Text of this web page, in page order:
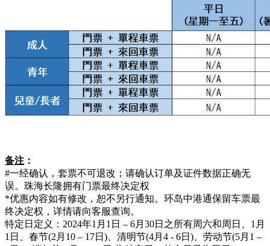
备注 ：
#一经确认，套票不可退改；请确认订单及证件数据正确无
误。珠海长隆拥有门票最终决定权
*优惠内容如有修改，恕不另行通知。环岛中港通保留车票最
终决定权，详情请向客服查询。
特定日定义：2024年1月1日 – 6月30日之所有周六和周日、1月
1日、春节(2月10 – 17日)、清明节(4月4 - 6日)、劳动节(5月1 –